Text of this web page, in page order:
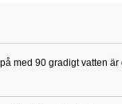
med 90 gradigt vatten är